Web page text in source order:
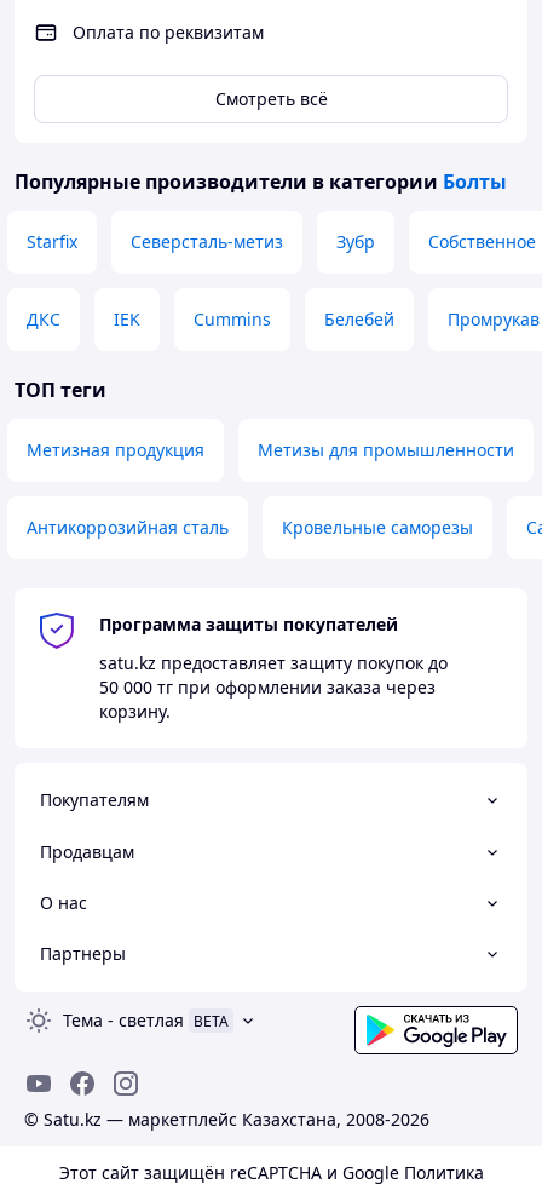
Оплата по реквизитам
Смотреть всё
Популярные производители в категории Болты
Starfix Северсталь-метиз Зубр Собственное
ДКС IEK Cummins Белебей Промрукав
ТОП теги
Метизная продукция Метизы для промышленности
Антикоррозийная сталь Кровельные саморезы
Программа защиты покупателей
satu.kz предоставляет защиту покупок до
50 000 тг при оформлении заказа через
корзину.
Покупателям
Продавцам
О нас
Партнеры
Тема - светлая BETA
© Satu.kz — маркетплейс Казахстана, 2008-2026
Этот сайт защищён reCAPTCHA и Google Политика